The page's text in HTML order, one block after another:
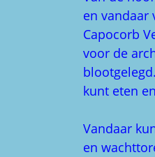
en vandaar
Capocorb
voor de
kunt eten
Vandaar
en